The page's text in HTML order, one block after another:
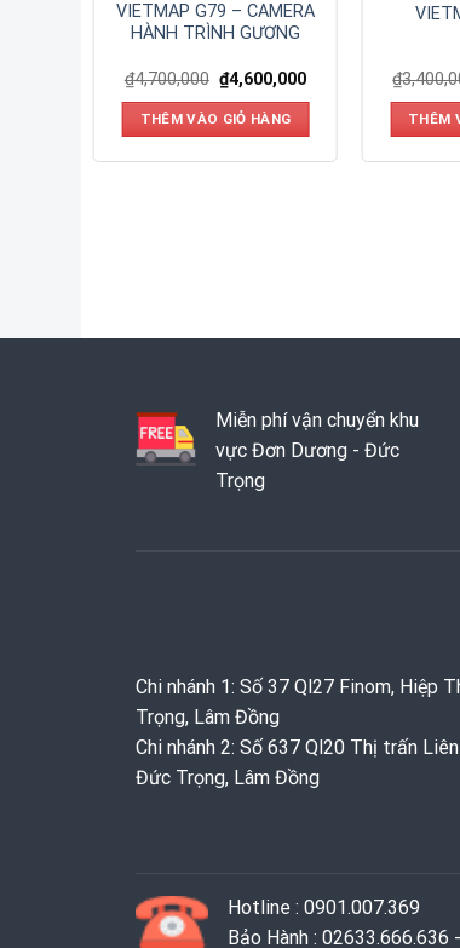
VIETMAP G79 – CAMERA
HÀNH TRÌNH GƯƠNG
₫4,700,000 ₫4,600,000
THÊM VÀO GIỎ HÀNG
₫
THÊM
Miễn phí vận chuyển khu
vực Đơn Dương - Đức
Trọng
Chi nhánh 1: Số 37 Ql27 Finom, Hiệp
Trọng, Lâm Đồng
Chi nhánh 2: Số 637 Ql20 Thị trấn
Đức Trọng, Lâm Đồng
Hotline : 0901.007.369
Bảo Hành : 02633.666.636 -